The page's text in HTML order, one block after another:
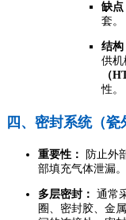
缺点
套。
结构
供机
（
性。
四、密封系统（瓷
重要性：
防止外
部填充气体泄漏。
多层密封： 通常
圈、密封胶、金